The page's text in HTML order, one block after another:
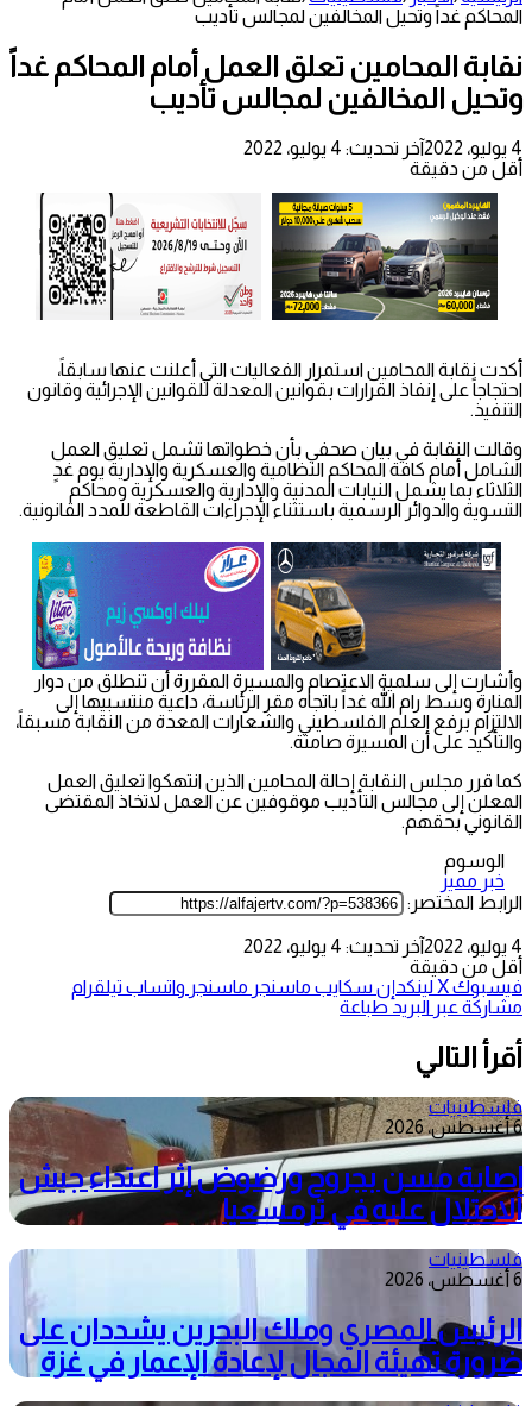
المحاكم غداً وتحيل المخالفين لمجالس تأديب
نقابة المحامين تعلق العمل أمام المحاكم غداً
وتحيل المخالفين لمجالس تأديب
4 يوليو، 2022
آخر تحديث: 4 يوليو، 2022
أقل من دقيقة
أكدت نقابة المحامين استمرار الفعاليات التي أعلنت عنها سابقاً،
احتجاجاً على إنفاذ القرارات بقوانين المعدلة للقوانين الإجرائية وقانون
التنفيذ.
وقالت النقابة في بيان صحفي بأن خطواتها تشمل تعليق العمل
الشامل أمام كافة المحاكم النظامية والعسكرية والإدارية يوم غدٍ
الثلاثاء بما يشمل النيابات المدنية والإدارية والعسكرية ومحاكم
التسوية والدوائر الرسمية باستثناء الإجراءات القاطعة للمدد القانونية.
وأشارت إلى سلمية الاعتصام والمسيرة المقررة أن تنطلق من دوار
المنارة وسط رام الله غداً باتجاه مقر الرئاسة، داعية منتسبيها إلى
الالتزام برفع العلم الفلسطيني والشعارات المعدة من النقابة مسبقاً،
والتأكيد على أن المسيرة صامتة.
كما قرر مجلس النقابة إحالة المحامين الذين انتهكوا تعليق العمل
المعلن إلى مجالس التأديب موقوفين عن العمل لاتخاذ المقتضى
القانوني بحقهم.
الوسوم
خبر مميز
الرابط المختصر:
4 يوليو، 2022
آخر تحديث: 4 يوليو، 2022
أقل من دقيقة
فيسبوك‫Xلينكدإن سكايب ماسنجر ماسنجر واتساب تيلقرام
مشاركة عبر البريد طباعة
أقرأ التالي
فلسطينيات
6 أغسطس، 2026
إصابة مسن بجروح ورضوض إثر اعتداء جيش
الاحتلال عليه في ترمسعيا
فلسطينيات
6 أغسطس، 2026
الرئيس المصري وملك البحرين يشددان على
ضرورة تهيئة المجال لإعادة الإعمار في غزة